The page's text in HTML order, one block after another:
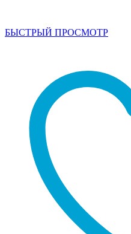
БЫСТРЫЙ ПРОСМОТР